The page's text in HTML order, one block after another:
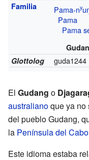
Familia Pama-ny
Pama
Pama
Glottolog
guda1244
El Gudang o
australianoque ya no
del pueblo Gudang,
la Península del
Este idioma estaba